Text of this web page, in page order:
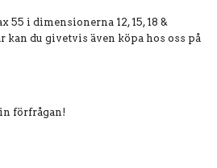
55 i dimensionerna 12, 15, 18 &
kan du givetvis även köpa hos oss på
förfrågan!